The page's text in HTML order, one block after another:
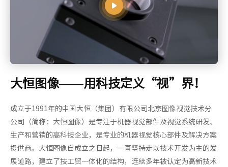
大恒图像——用科技定义“视”界！
成立于1991年的中国大恒（集团）有限公司北京图像视觉技术分
公司（简称：大恒图像）是专注于机器视觉部件及视觉系统研发、
生产和营销的高科技企业，是专业的机器视觉核心部件及解决方案
提供商。 大恒图像自成立之日起，一直坚持走以技术开发为主的发
展道路，建立了技工贸一体化的结构，连续多年被认定为高新技术